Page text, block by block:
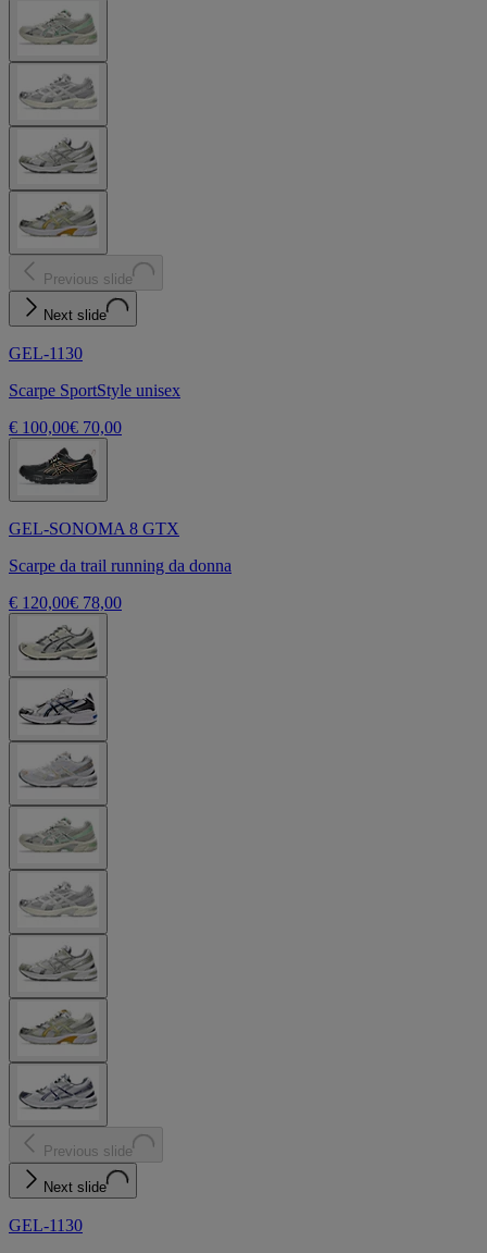
Previous slide
Next slide
GEL-1130
Scarpe SportStyle unisex
€ 100,00€ 70,00
GEL-SONOMA 8 GTX
Scarpe da trail running da donna
€ 120,00€ 78,00
Previous slide
Next slide
GEL-1130